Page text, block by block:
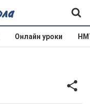
Онлайн уроки